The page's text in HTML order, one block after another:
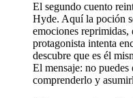
El segundo cuento
Hyde. Aquí la poción
emociones
protagonista intenta
descubre que es él
El mensaje: no puedes
comprenderlo y